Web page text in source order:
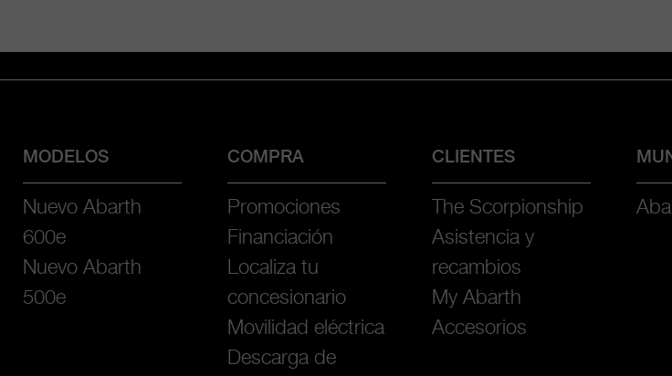
MODELOS
Nuevo Abarth
600e
Nuevo Abarth
500e
COMPRA
Promociones
Financiación
Localiza tu
concesionario
Movilidad eléctrica
Descarga de
CLIENTES
The Scorpionship
Asistencia y
recambios
My Abarth
Accesorios